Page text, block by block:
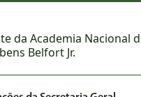
da Academia Nacional
Belfort Jr.